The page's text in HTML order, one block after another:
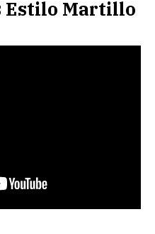
Estilo Martillo